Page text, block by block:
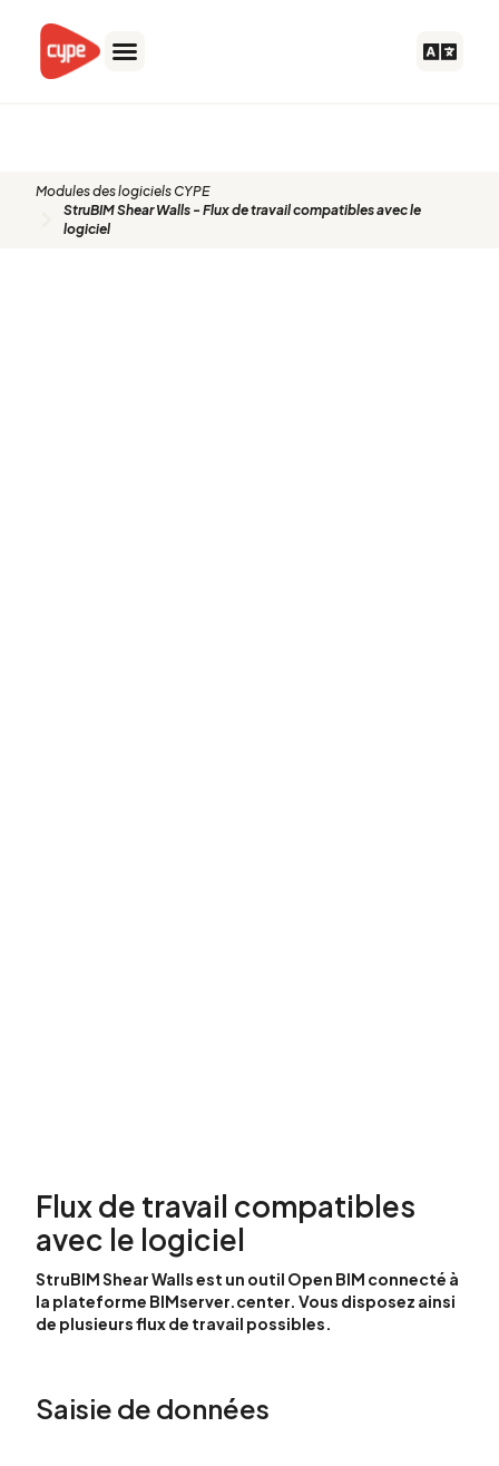
contenu
Modules des logiciels CYPE
StruBIM Shear Walls - Flux de travail compatibles avec le
logiciel
Flux de travail compatibles
avec le logiciel
StruBIM Shear Wallsest un outil Open BIM connecté à
la plateforme BIMserver.center. Vous disposez ainsi
de plusieurs flux de travail possibles.
Saisie de données